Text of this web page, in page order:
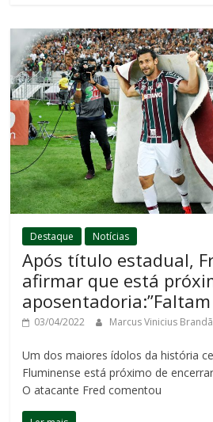
Destaque Notícias
Após título estadual,
afirmar que está
03/04/2022 Marcus Vinicius
Um dos maiores ídolos da história
Fluminense está próximo de
O atacante Fred comentou